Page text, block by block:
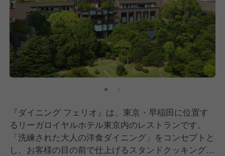
『ダイニング フェリオ』は、東京・早稲田に位置す
るリーガロイヤルホテル東京内のレストランです。
「洗練された大人の洋食ダイニング」をコンセプトと
し、お客様の目の前で仕上げるスタンドクッキング